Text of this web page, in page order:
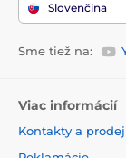
Slovenčina
Sme tiež na:
Viac informácií
Kontakty a